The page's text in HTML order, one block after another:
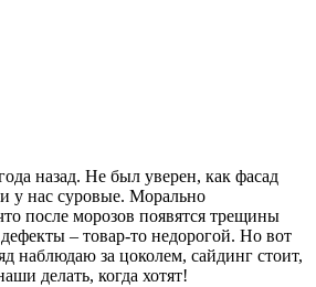
назад. Не был уверен, как фасад
у нас суровые. Морально
после морозов появятся трещины
– товар-то недорогой. Но вот
наблюдаю за цоколем, сайдинг стоит,
делать, когда хотят!